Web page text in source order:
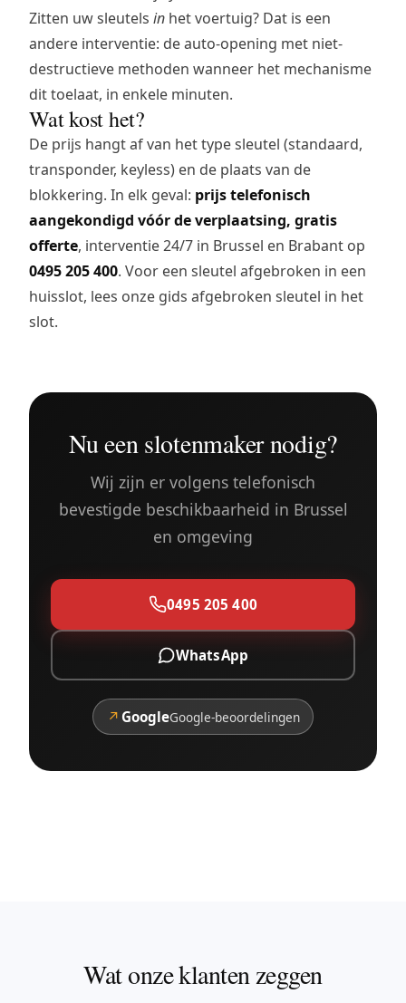
Zitten uw sleutels in het voertuig? Dat is een
andere interventie: deauto-opening met niet-
destructieve methoden wanneer het mechanisme
dit toelaat, in enkele minuten.
Wat kost het?
De prijs hangt af van het type sleutel (standaard,
transponder, keyless) en de plaats van de
blokkering. In elk geval: prijs telefonisch
aangekondigd vóór de verplaatsing, gratis
offerte, interventie 24/7 in Brussel en Brabant op
0495 205 400. Voor een sleutel afgebroken in een
huisslot, lees onze gids afgebroken sleutel in het
slot.
Nu een slotenmaker nodig?
Wij zijn er volgens telefonisch
bevestigde beschikbaarheid in Brussel
en omgeving
0495 205 400
WhatsApp
↗ GoogleGoogle-beoordelingen
Wat onze klanten zeggen